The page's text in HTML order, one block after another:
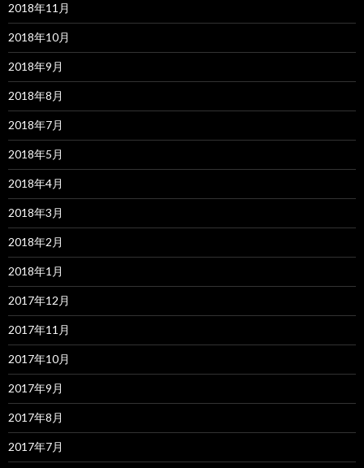
2018年11月
2018年10月
2018年9月
2018年8月
2018年7月
2018年5月
2018年4月
2018年3月
2018年2月
2018年1月
2017年12月
2017年11月
2017年10月
2017年9月
2017年8月
2017年7月